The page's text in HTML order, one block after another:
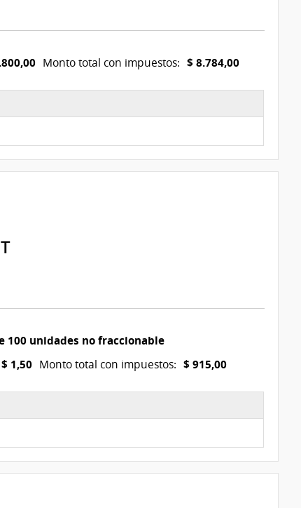
Monto total con impuestos: $ 8.784,00
100 unidades no fraccionable
$ 1,50 Monto total con impuestos: $ 915,00